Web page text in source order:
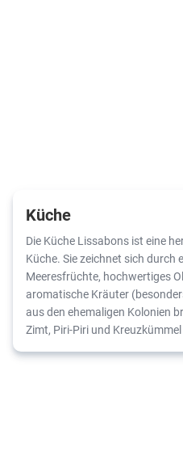
Küche
Die Küche Lissabons ist eine
Küche. Sie zeichnet sich durch
Meeresfrüchte, hochwertiges
aromatische Kräuter
aus den ehemaligen Kolonien
Zimt, Piri-Piri und